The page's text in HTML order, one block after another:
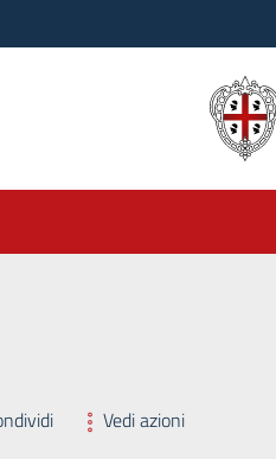
Vedi azioni